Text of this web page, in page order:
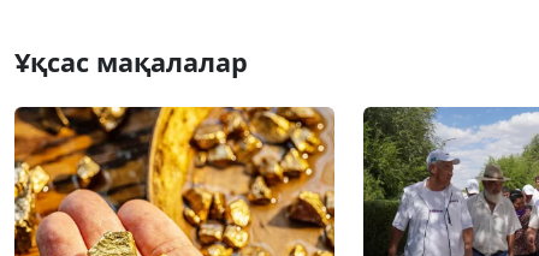
Ұқсас мақалалар